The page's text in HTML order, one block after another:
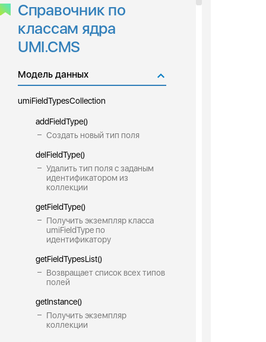
Справочник по
классам ядра
UMI.CMS
Модель данных
umiFieldTypesCollection
addFieldType()
Создать новый тип поля
delFieldType()
Удалить тип поля с заданым
идентификатором из
коллекции
getFieldType()
Получить экземпляр класса
umiFieldType по
идентификатору
getFieldTypesList()
Возвращает список всех типов
полей
getInstance()
Получить экземпляр
коллекции